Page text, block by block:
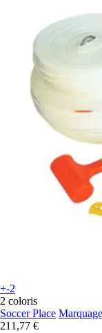
+-2
2 coloris
Soccer Place
211,77 €